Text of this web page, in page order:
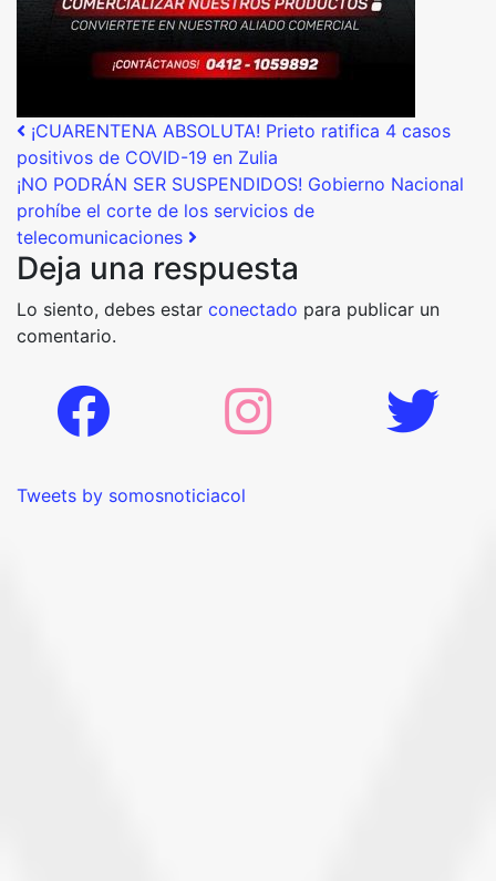
Post navigation
¡CUARENTENA ABSOLUTA! Prieto ratifica 4 casos
positivos de COVID-19 en Zulia
¡NO PODRÁN SER SUSPENDIDOS! Gobierno Nacional
prohíbe el corte de los servicios de
telecomunicaciones
Deja una respuesta
Lo siento, debes estar conectado para publicar un
comentario.
Tweets by somosnoticiacol